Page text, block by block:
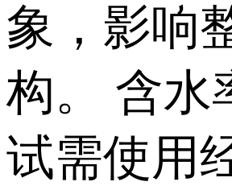
象，影响
构。 含水
试需使用